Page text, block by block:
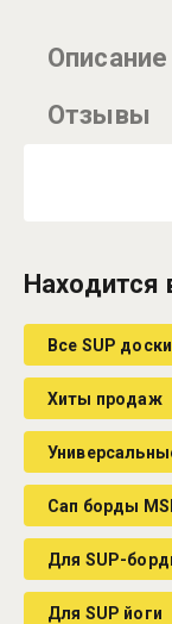
Описание
Отзывы
Находится
Все SUP доски
Хиты продаж
Сап борды
Для SUP-
Для SUP йоги